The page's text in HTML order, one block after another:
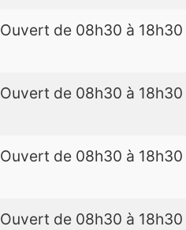
Ouvert de 08h30 à 18h30
Ouvert de 08h30 à 18h30
Ouvert de 08h30 à 18h30
Ouvert de 08h30 à 18h30